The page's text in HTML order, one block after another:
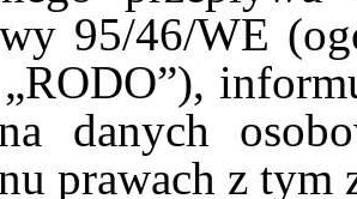
95/46/WE
danych
prawach z tym